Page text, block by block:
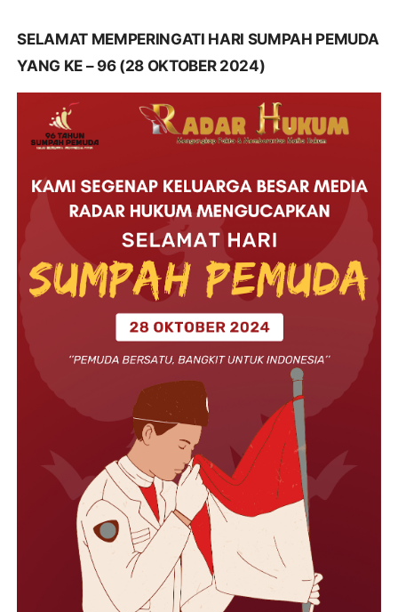
SELAMAT MEMPERINGATI HARI SUMPAH PEMUDA
YANG KE – 96 (28 OKTOBER 2024)